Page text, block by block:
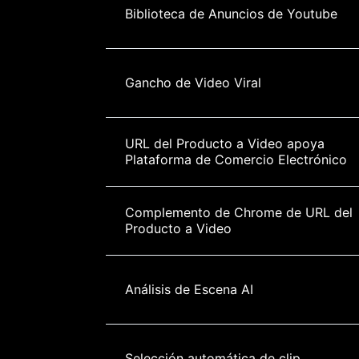
Biblioteca de Anuncios de Youtube
Gancho de Video Viral
URL del Producto a Video apoya
Plataforma de Comercio Electrónico
Complemento de Chrome de URL del
Producto a Video
Análisis de Escena AI